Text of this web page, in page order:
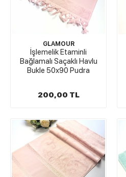
GLAMOUR
İşlemelik Etaminli
Bağlamalı Saçaklı Havlu
Bukle 50x90 Pudra
200,00 TL